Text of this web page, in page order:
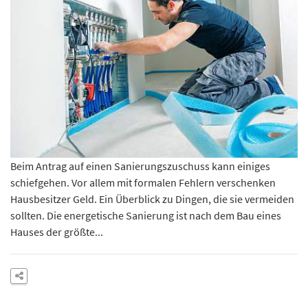
Beim Antrag auf einen Sanierungszuschuss kann einiges
schiefgehen. Vor allem mit formalen Fehlern verschenken
Hausbesitzer Geld. Ein Überblick zu Dingen, die sie vermeiden
sollten. Die energetische Sanierung ist nach dem Bau eines
Hauses der größte...